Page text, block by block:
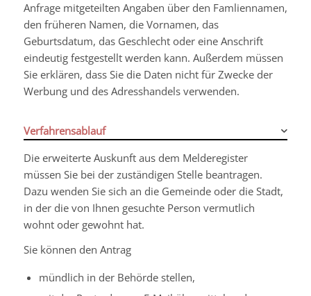
Anfrage mitgeteilten Angaben über den Famliennamen,
den früheren Namen, die Vornamen, das
Geburtsdatum, das Geschlecht oder eine Anschrift
eindeutig festgestellt werden kann. Außerdem müssen
Sie erklären, dass Sie die Daten nicht für Zwecke der
Werbung und des Adresshandels verwenden.
Verfahrensablauf
Die erweiterte Auskunft aus dem Melderegister
müssen Sie bei der zuständigen Stelle beantragen.
Dazu wenden Sie sich an die Gemeinde oder die Stadt,
in der die von Ihnen gesuchte Person vermutlich
wohnt oder gewohnt hat.
Sie können den Antrag
mündlich in der Behörde stellen,